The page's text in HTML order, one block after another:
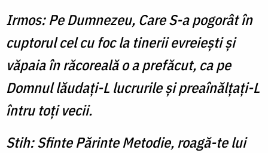
Irmos: Pe Dumnezeu, Care S-a pogorât în
cuptorul cel cu foc la tinerii evreieşti şi
văpaia în răcoreală o a prefăcut, ca pe
Domnul lăudaţi-L lucrurile şi preaînălţaţi-L
întru toţi vecii.
Stih: Sfinte Părinte Metodie, roagă-te lui